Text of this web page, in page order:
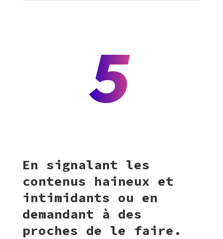
5
En signalant les
contenus haineux et
intimidants ou en
demandant à des
proches de le faire.